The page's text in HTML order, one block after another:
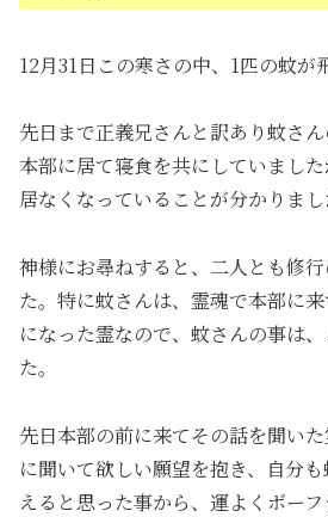
12月31日この寒さの中、1匹の蚊が
先日まで正義兄さんと訳あり蚊さ
本部に居て寝食を共にしていまし
居なくなっていることが分かりまし
神様にお尋ねすると、二人とも修
た。特に蚊さんは、霊魂で本部に
になった霊なので、蚊さんの事は
た。
先日本部の前に来てその話を聞い
に聞いて欲しい願望を抱き、自分
えると思った事から、運よくボー